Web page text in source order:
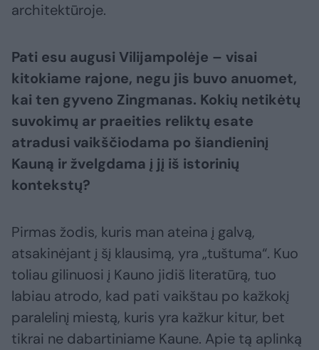
architektūroje.
Pati esu augusi Vilijampolėje – visai
kitokiame rajone, negu jis buvo anuomet,
kai ten gyveno Zingmanas. Kokių netikėtų
suvokimų ar praeities reliktų esate
atradusi vaikščiodama po šiandieninį
Kauną ir žvelgdama į jį iš istorinių
kontekstų?
Pirmas žodis, kuris man ateina į galvą,
atsakinėjant į šį klausimą, yra „tuštuma“. Kuo
toliau gilinuosi į Kauno jidiš literatūrą, tuo
labiau atrodo, kad pati vaikštau po kažkokį
paralelinį miestą, kuris yra kažkur kitur, bet
tikrai ne dabartiniame Kaune. Apie tą aplinką